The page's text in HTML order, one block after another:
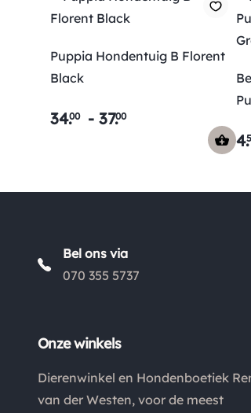
Puppia Hondentuig B Florent
Black
34.00 - 37.00
4.
Bel ons via
070 355 5737
Onze winkels
Dierenwinkel en Hondenboetiek
van der Westen, voor de meest